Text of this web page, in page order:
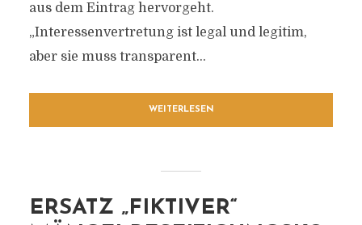
aus dem Eintrag hervorgeht.
„Interessenvertretung ist legal und legitim,
aber sie muss transparent...
WEITERLESEN
ERSATZ „FIKTIVER“